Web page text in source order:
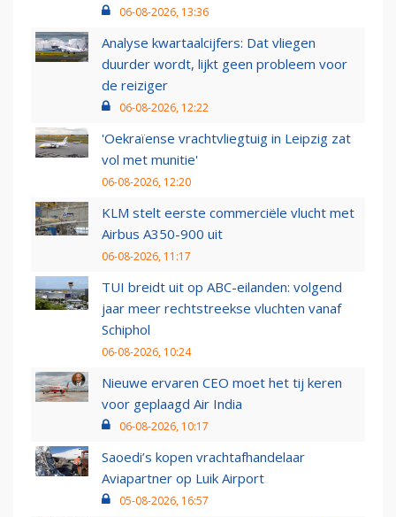
06-08-2026, 13:36
Analyse kwartaalcijfers: Dat vliegen
duurder wordt, lijkt geen probleem voor
de reiziger
06-08-2026, 12:22
'Oekraïense vrachtvliegtuig in Leipzig zat
vol met munitie'
06-08-2026, 12:20
KLM stelt eerste commerciële vlucht met
Airbus A350-900 uit
06-08-2026, 11:17
TUI breidt uit op ABC-eilanden: volgend
jaar meer rechtstreekse vluchten vanaf
Schiphol
06-08-2026, 10:24
Nieuwe ervaren CEO moet het tij keren
voor geplaagd Air India
06-08-2026, 10:17
Saoedi’s kopen vrachtafhandelaar
Aviapartner op Luik Airport
05-08-2026, 16:57